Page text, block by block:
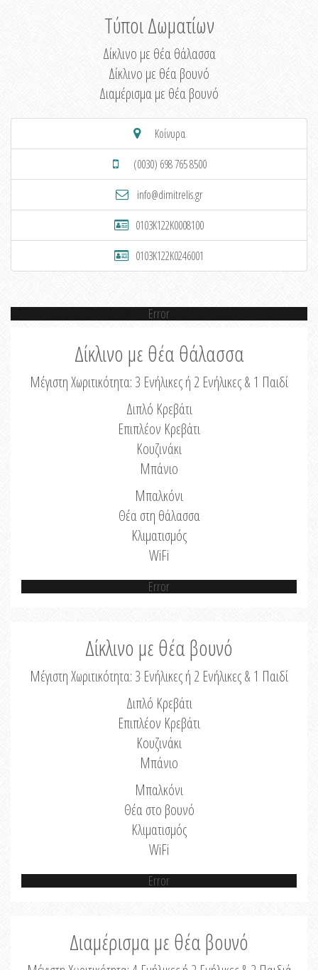
Τύποι Δωματίων
Δίκλινο με θέα θάλασσα
Δίκλινο με θέα βουνό
Διαμέρισμα με θέα βουνό
Κοίνυρα
(0030) 698 765 8500
info@dimitrelis.gr
0103K122K0008100
0103K122K0246001
Error
Δίκλινο με θέα θάλασσα
Μέγιστη Χωριτικότητα: 3 Ενήλικες ή 2 Ενήλικες & 1 Παιδί
Διπλό Κρεβάτι
Επιπλέον Κρεβάτι
Κουζινάκι
Μπάνιο
Μπαλκόνι
Θέα στη θάλασσα
Κλιματισμός
WiFi
Error
Δίκλινο με θέα βουνό
Μέγιστη Χωριτικότητα: 3 Ενήλικες ή 2 Ενήλικες & 1 Παιδί
Διπλό Κρεβάτι
Επιπλέον Κρεβάτι
Κουζινάκι
Μπάνιο
Μπαλκόνι
Θέα στο βουνό
Κλιματισμός
WiFi
Error
Διαμέρισμα με θέα βουνό